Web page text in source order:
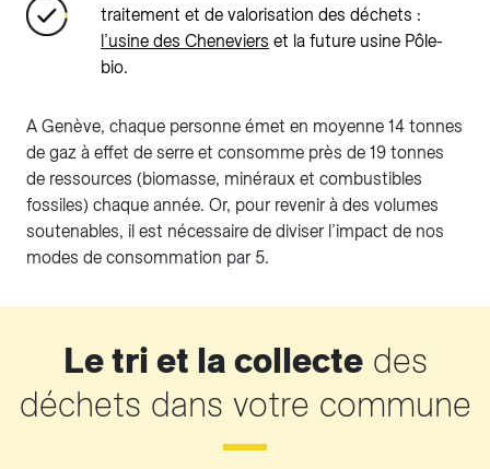
traitement et de valorisation des déchets :
l’usine des Cheneviers et la future usine Pôle-
bio.
A Genève, chaque personne émet en moyenne 14 tonnes
de gaz à effet de serre et consomme près de 19 tonnes
de ressources (biomasse, minéraux et combustibles
fossiles) chaque année. Or, pour revenir à des volumes
soutenables, il est nécessaire de diviser l’impact de nos
modes de consommation par 5.
Le tri et la collectedes
déchets dans votre commune